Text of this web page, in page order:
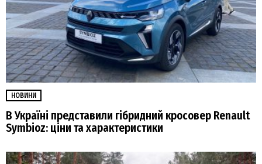
НОВИНИ
В Україні представили гібридний кросовер Renault
Symbioz: ціни та характеристики